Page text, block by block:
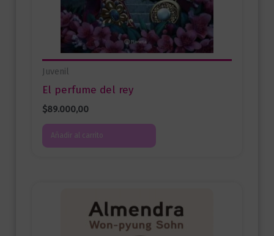
Juvenil
El perfume del rey
$89.000,00
Añadir al carrito